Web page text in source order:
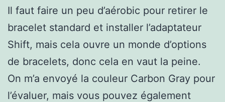
Il faut faire un peu d’aérobic pour retirer le
bracelet standard et installer l’adaptateur
Shift, mais cela ouvre un monde d’options
de bracelets, donc cela en vaut la peine.
On m’a envoyé la couleur Carbon Gray pour
l’évaluer, mais vous pouvez également